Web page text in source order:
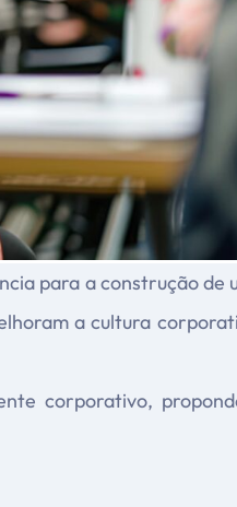
para a construção de
a cultura
corporativo,